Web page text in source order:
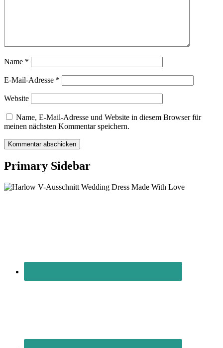
Name *
E-Mail-Adresse *
Website
Name, E-Mail-Adresse und Website in diesem Browser für
meinen nächsten Kommentar speichern.
Primary Sidebar